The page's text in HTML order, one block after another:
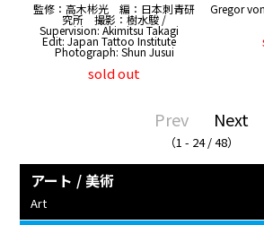
監修：高木彬光 編：日本刺青研
究所 撮影：樹水駿 /
Supervision: Akimitsu Takagi
Edit: Japan Tattoo Institute
Photograph: Shun Jusui
sold out
Gregor
Prev Next
（1 - 24 / 48）
アート / 美術
Art